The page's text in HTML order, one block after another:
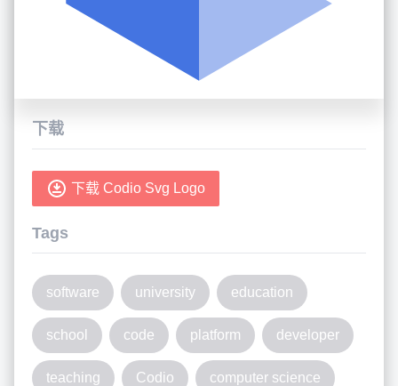
下载
下载 Codio Svg Logo
Tags
software university education
school code platform developer
teaching Codio computer science